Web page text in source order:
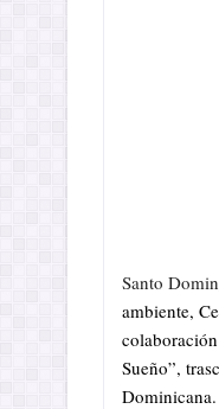
Santo
ambiente,
Sueño”,
Dominicana.